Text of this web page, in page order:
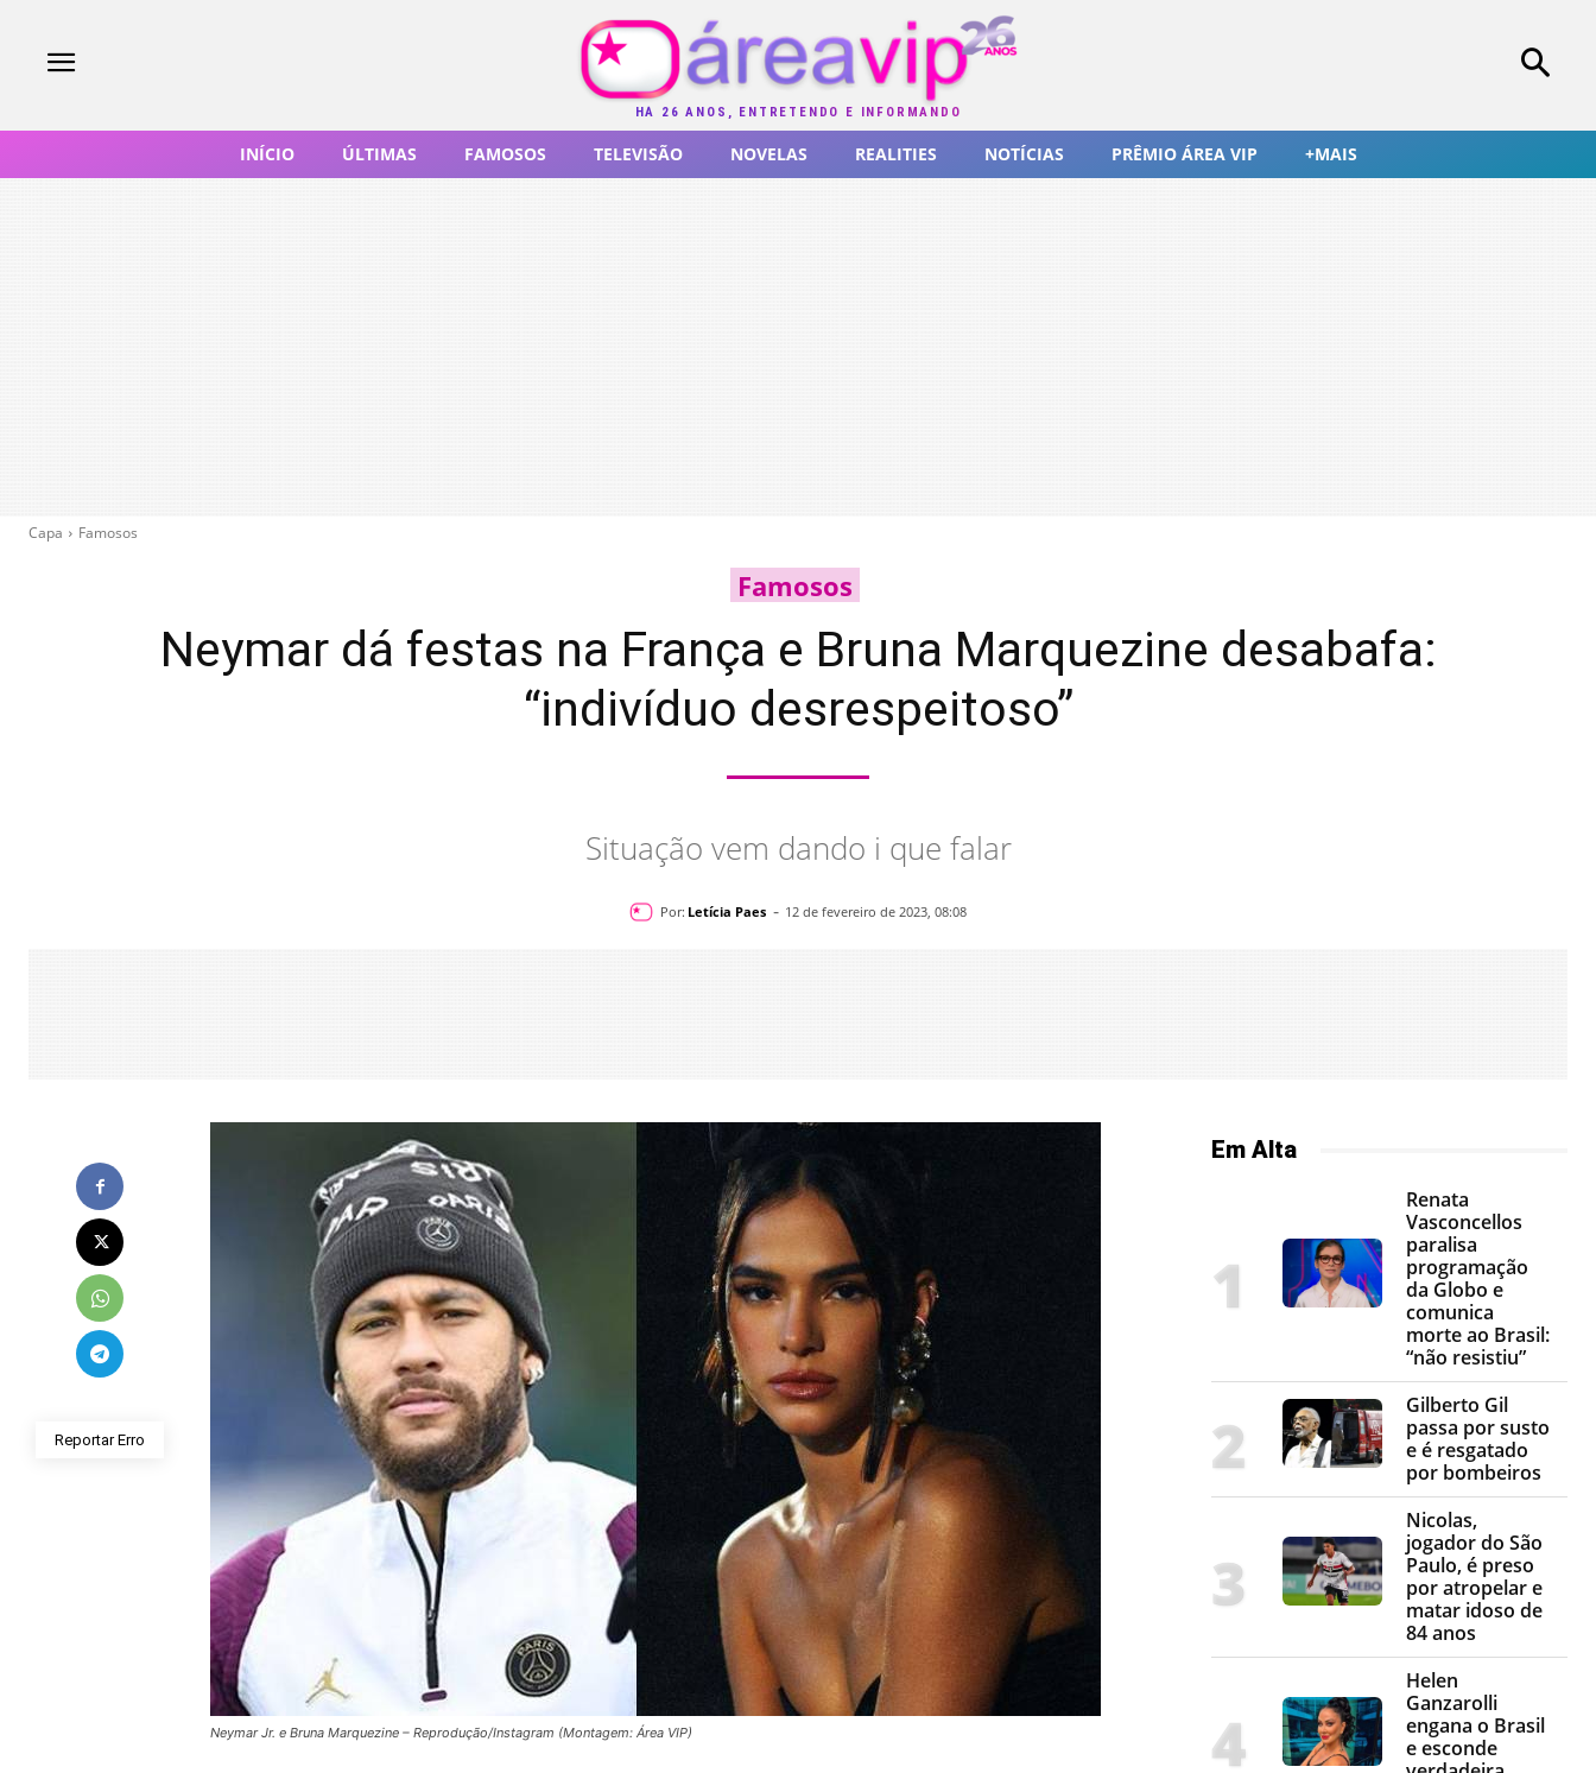
HÁ 26 ANOS, ENTRETENDO E INFORMANDO
INÍCIO ÚLTIMAS FAMOSOS TELEVISÃO NOVELAS REALITIES NOTÍCIAS PRÊMIO ÁREA VIP +MAIS
Capa Famosos
Famosos
Neymar dá festas na França e Bruna Marquezine desabafa:
“indivíduo desrespeitoso”
Situação vem dando i que falar
Por: Letícia Paes - 12 de fevereiro de 2023, 08:08
Reportar Erro
Neymar Jr. e Bruna Marquezine – Reprodução/Instagram (Montagem: Área VIP)
Em Alta
Renata
Vasconcellos
paralisa
programação
da Globo e
comunica
morte ao Brasil:
“não resistiu”
Gilberto Gil
passa por susto
e é resgatado
por bombeiros
Nicolas,
jogador do São
Paulo, é preso
por atropelar e
matar idoso de
84 anos
Helen
Ganzarolli
engana o Brasil
e esconde